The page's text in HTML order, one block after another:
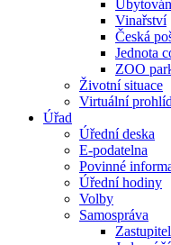
Vinařství
Česká
Jednota
ZOO
Životní situace
Virtuální
Úřad
Úřední deska
E-podatelna
Povinné
Úřední hodiny
Volby
Samospráva